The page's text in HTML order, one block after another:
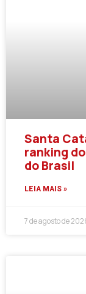
Santa
ranking
do Brasil
LEIA MAIS »
7 de agosto de